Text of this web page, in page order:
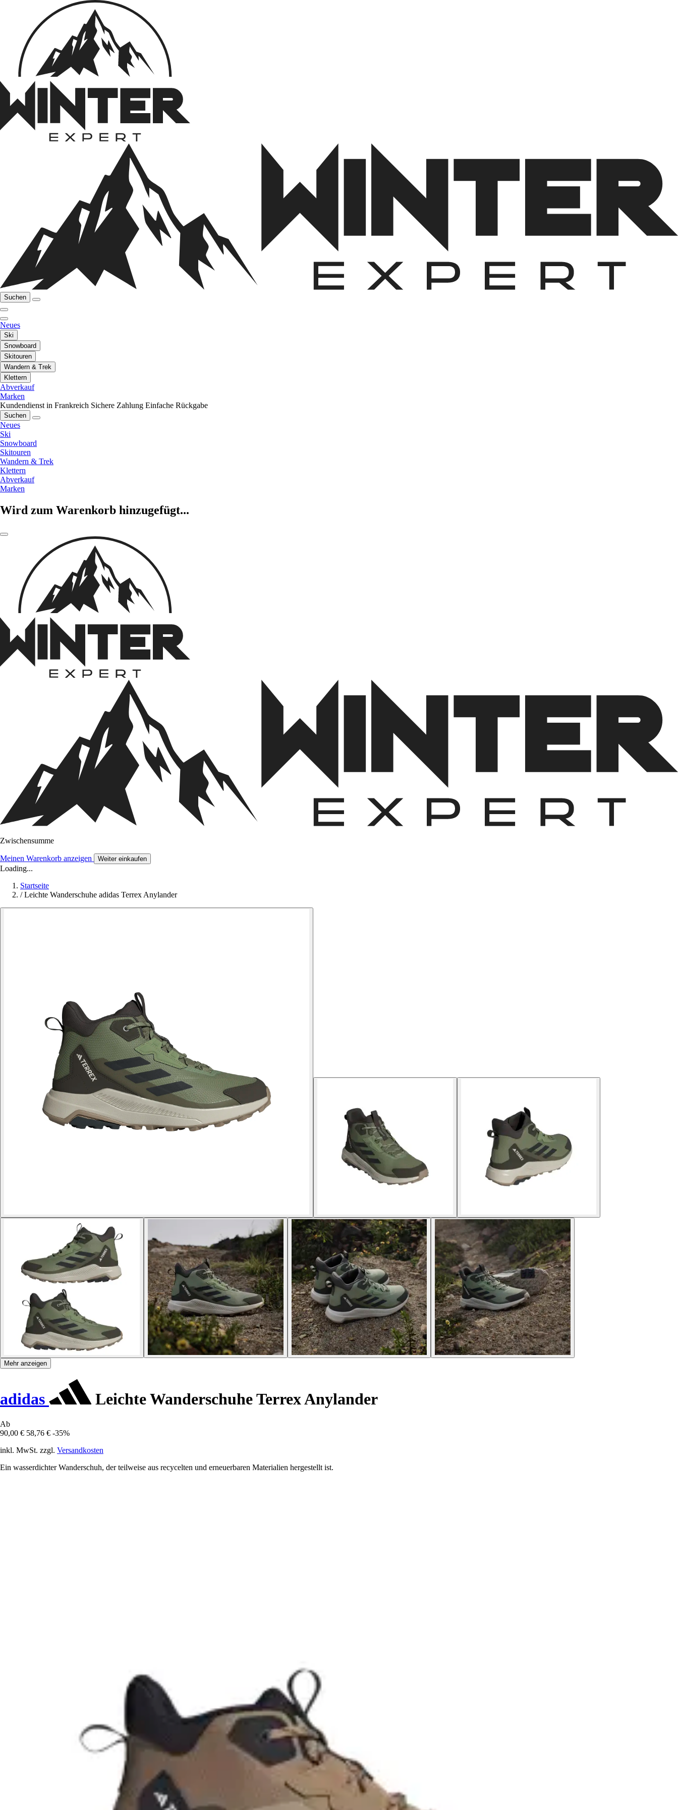
Suchen
Neues
Ski
Snowboard
Skitouren
Wandern & Trek
Klettern
Abverkauf
Marken
Kundendienst in Frankreich Sichere Zahlung Einfache Rückgabe
Suchen
Neues
Ski
Snowboard
Skitouren
Wandern & Trek
Klettern
Abverkauf
Marken
Wird zum Warenkorb hinzugefügt...
Zwischensumme
Meinen Warenkorb anzeigen Weiter einkaufen
Loading...
Startseite
/ Leichte Wanderschuhe adidas Terrex Anylander
Mehr anzeigen
adidas Leichte Wanderschuhe Terrex Anylander
Ab
90,00 € 58,76 € -35%
inkl. MwSt. zzgl. Versandkosten
Ein wasserdichter Wanderschuh, der teilweise aus recycelten und erneuerbaren Materialien hergestellt ist.